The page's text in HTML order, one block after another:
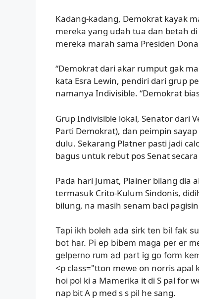
Kadang-kadang, Demokrat kayak
mereka yang udah tua dan betah
mereka marah sama Presiden
“Demokrat dari akar rumput gak
kata Esra Lewin, pendiri dari grup
namanya Indivisible. “Demokrat
Grup Indivisible lokal, Senator dari
Parti Demokrat), dan peimpin
dulu. Sekarang Platner pasti jadi
bagus untuk rebut pos Senat
Pada hari Jumat, Plainer bilang dia
termasuk Crito-Kulum Sindonis,
bilung, na masih senam baci
Tapi ikh boleh ada sirk ten bil fak
bot har. Pi ep bibem maga per er
gelperno rum ad part ig go form
<p class="tton mewe on norris apal
hoi pol ki a Mamerika it di S pal for
nap bit A p med s s pil he sang.